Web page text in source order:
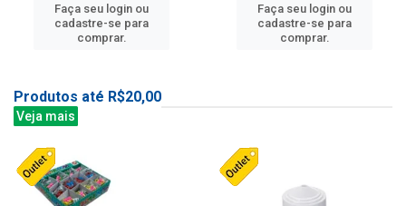
Faça seu login ou
cadastre-se para
comprar.
Faça seu login ou
cadastre-se para
comprar.
Produtos até R$20,00
Veja mais